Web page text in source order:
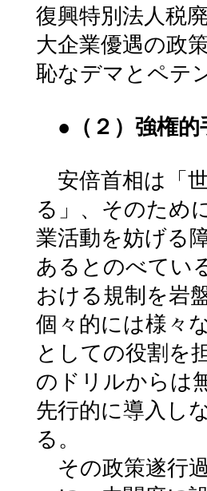
復興特別法人税
大企業優遇の政
恥なデマとペテ
●（２）強権
安倍首相は「
る」、そのため
業活動を妨げる
あるとのべてい
おける規制を岩
個々的には様々
としての役割を
のドリルからは
先行的に導入し
る。
その政策遂行